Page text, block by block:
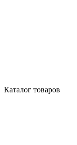
Каталог товаров